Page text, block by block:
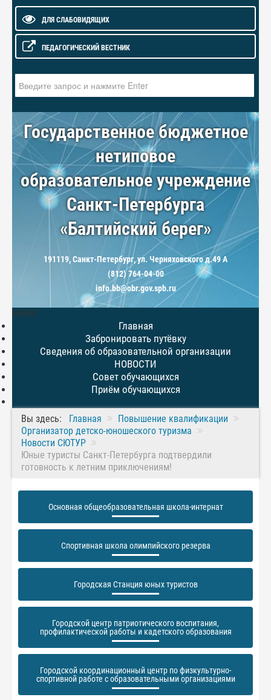
ДЛЯ СЛАБОВИДЯЩИХ
ПЕДАГОГИЧЕСКИЙ ВЕСТНИК
Государственное бюджетное
нетиповое
образовательное учреждение
Санкт-Петербурга
«Балтийский берег»
191119, Санкт-Петербург, ул. Черняховского д.49 А
(812) 764-04-00
info.bb@obr.gov.spb.ru
МЕНЮ
Главная
Забронировать путёвку
Сведения об образовательной организации
НОВОСТИ
Совет обучающихся
Приём обучающихся
Вы здесь: Главная
Повышение квалификации
Организатор детско-юношеского туризма
Новости СЮТУР
Юные туристы Санкт-Петербурга подтвердили
готовность к летним приключениям!
Основная общеобразовательная школа-интернат
Спортивная школа олимпийского резерва
Городская Станция юных туристов
Городской центр патриотического воспитания,
профилактической работы и кадетского образования
Городской координационный центр по физкультурно-
спортивной работе с образовательными организациями